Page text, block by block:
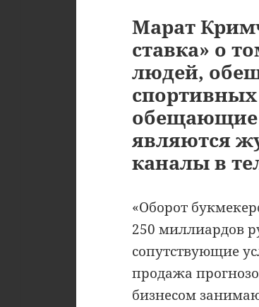
Марат
ставка» о
людей,
обещающие
являются
каналы в
«Оборот
250 миллиардов
сопутствующие
продажа
бизнесом